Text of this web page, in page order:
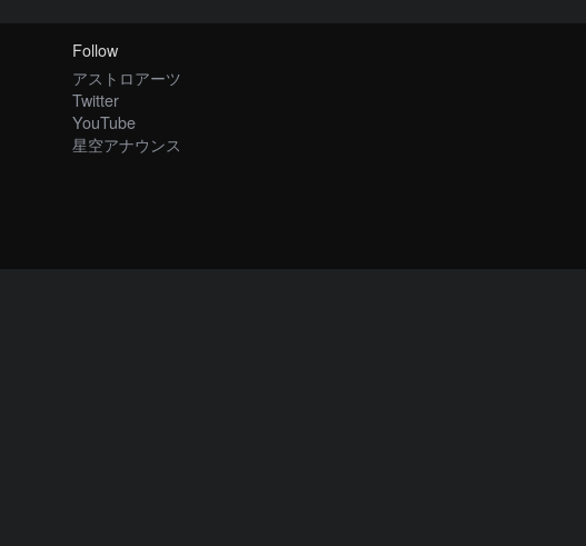
Follow
アストロアーツ
Twitter
YouTube
星空アナウンス